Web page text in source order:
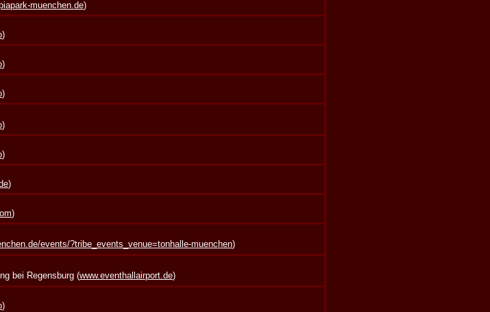
muenchen.de)
)
)
)
)
)
)
)
events/?tribe_events_venue=tonhalle-muenchen)
bei Regensburg (www.eventhallairport.de)
)